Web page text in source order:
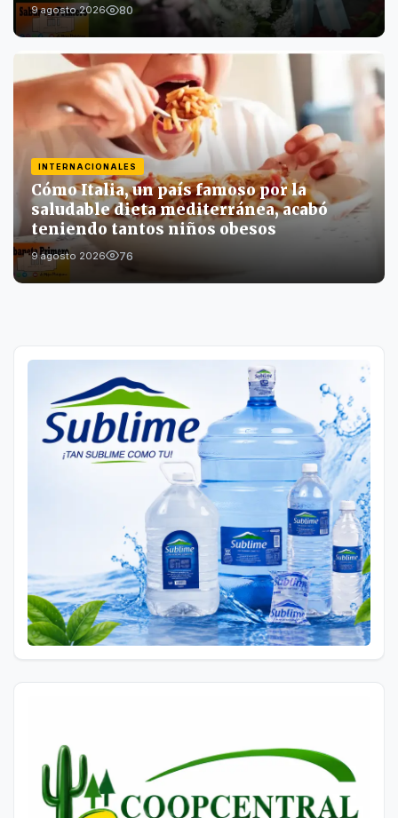
9 agosto 2026 80
INTERNACIONALES
Cómo Italia, un país famoso por la
saludable dieta mediterránea, acabó
teniendo tantos niños obesos
9 agosto 2026 76